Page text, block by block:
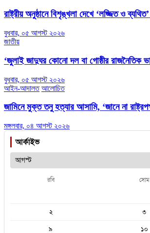
রাষ্ট্রীয় অনুষ্ঠানে বিশৃঙ্খলা দেখে ‘লজ্জিত ও ব্যথিত’
বুধবার, ০৫ আগস্ট ২০২৬
জাতীয়
‘জুলাই জাদুঘর কোনো দল বা গোষ্ঠীর রাজনৈতিক
বুধবার, ০৫ আগস্ট ২০২৬
আইন-আদালত আলোচিত
জামিনে মুক্ত তনু হত্যার আসামি, ‘জানে না
মঙ্গলবার, ০৪ আগস্ট ২০২৬
আর্কাইভ
রবি সোম
২
৩
৯
১০